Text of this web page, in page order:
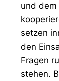
und
setzen
den
Fragen
stehen.